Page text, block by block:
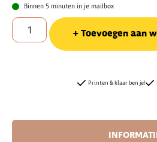
Binnen 5 minuten in je mailbox
Toevoegen aan
Printen & klaar ben je!